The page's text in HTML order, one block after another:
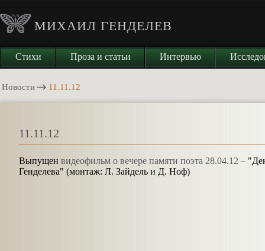
МИХАИЛ ГЕНДЕЛЕВ
Стихи Проза и статьи Интервью
Новости 11.11.12
11.11.12
Выпущен видеофильм о вечере памяти поэта 28.04.12 –
Генделева" (монтаж: Л. Зайдель и Д. Ноф)